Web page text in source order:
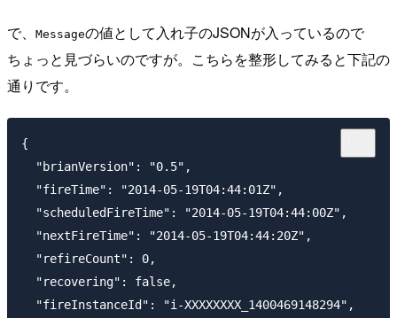
で、 Messageの値として入れ子のJSONが入っているので
ちょっと見づらいのですが。こちらを整形してみると下記の
通りです。
{
  "brianVersion": "0.5",
  "fireTime": "2014-05-19T04:44:01Z",
  "scheduledFireTime": "2014-05-19T04:44:00Z",
  "nextFireTime": "2014-05-19T04:44:20Z",
  "refireCount": 0,
  "recovering": false,
  "fireInstanceId": "i-XXXXXXXX_1400469148294",